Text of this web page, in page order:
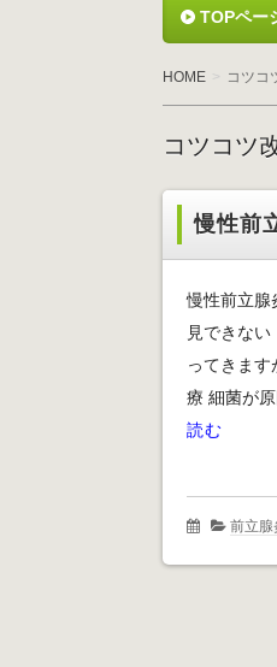
TOPペー
HOME コツコ
コツコツ
慢性前
慢性前立腺
見できな
ってきま
療 細菌が
読む
前立腺